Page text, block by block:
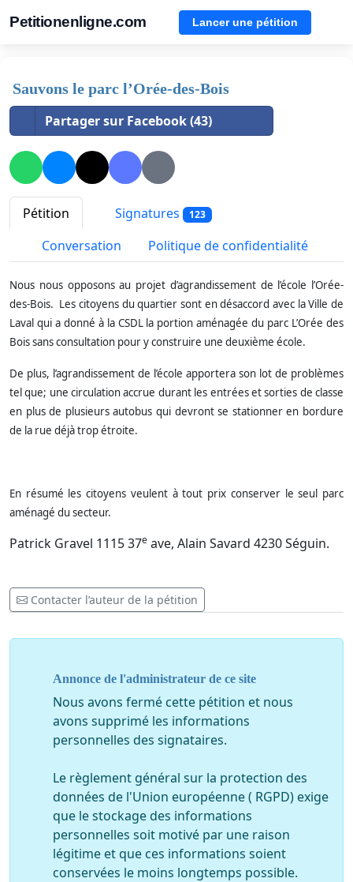
Petitionenligne.com Lancer une pétition
Sauvons le parc l’Orée-des-Bois
Partager sur Facebook (43)
Pétition Signatures 123
Conversation Politique de confidentialité
Nous nous opposons au projet d’agrandissement de l’école l’Orée-
des-Bois. Les citoyens du quartier sont en désaccord avec la Ville de
Laval qui a donné à la CSDL la portion aménagée du parc L’Orée des
Bois sans consultation pour y construire une deuxième école.
De plus, l’agrandissement de l’école apportera son lot de problèmes
tel que; une circulation accrue durant les entrées et sorties de classe
en plus de plusieurs autobus qui devront se stationner en bordure
de la rue déjà trop étroite.
En résumé les citoyens veulent à tout prix conserver le seul parc
aménagé du secteur.
Patrick Gravel 1115 37e ave, Alain Savard 4230 Séguin.
Contacter l’auteur de la pétition
Annonce de l'administrateur de ce site
Nous avons fermé cette pétition et nous
avons supprimé les informations
personnelles des signataires.
Le règlement général sur la protection des
données de l'Union européenne ( RGPD) exige
que le stockage des informations
personnelles soit motivé par une raison
légitime et que ces informations soient
conservées le moins longtemps possible.